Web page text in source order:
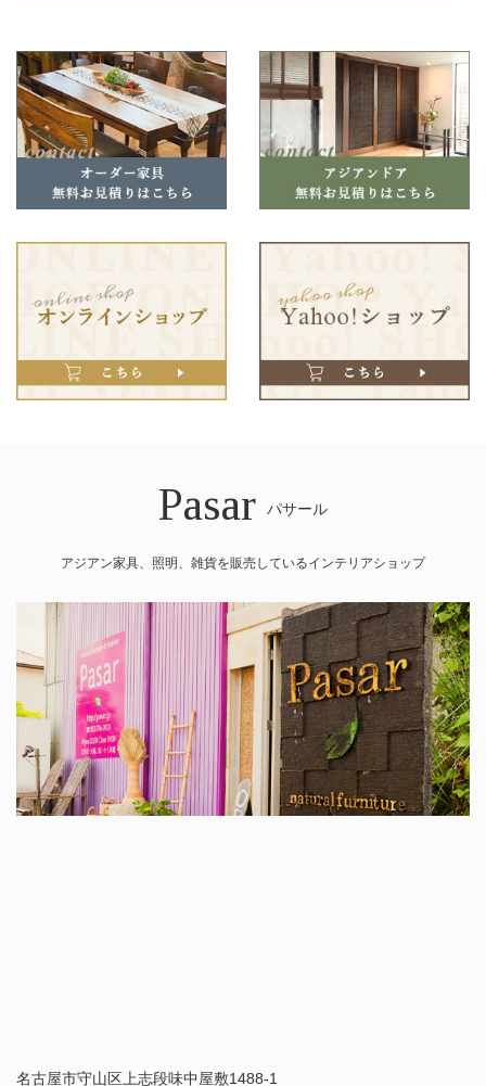
Pasar パサール
アジアン家具、照明、雑貨を販売しているインテリアショップ
名古屋市守山区上志段味中屋敷1488-1